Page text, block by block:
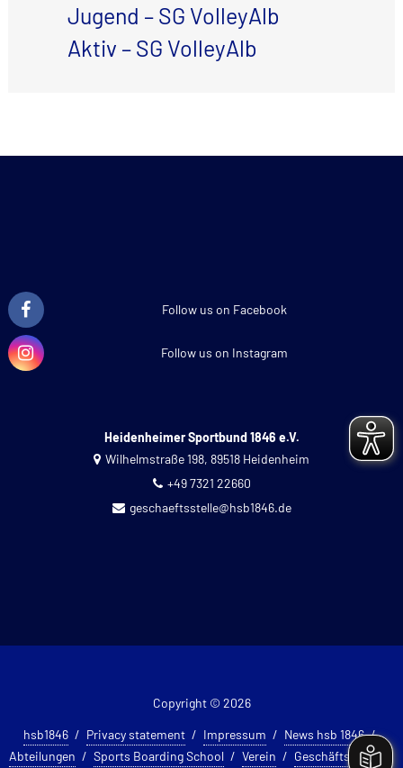
Jugend – SG VolleyAlb
Aktiv – SG VolleyAlb
Follow us on Facebook
Follow us on Instagram
Heidenheimer Sportbund 1846 e.V.
Wilhelmstraße 198, 89518 Heidenheim
+49 7321 22660
geschaeftsstelle@hsb1846.de
Copyright © 2026
hsb1846 Privacy statement Impressum
News hsb 1846
Abteilungen
Sports Boarding School Verein Geschäftsstelle